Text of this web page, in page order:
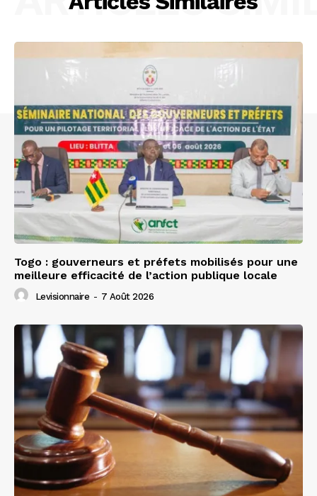
Togo : gouverneurs et préfets mobilisés pour une
meilleure efficacité de l’action publique locale
Levisionnaire - 7 Août 2026